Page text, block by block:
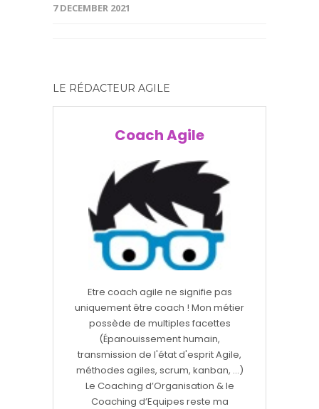
7 DECEMBER 2021
LE RÉDACTEUR AGILE
Coach Agile
Etre coach agile ne signifie pas
uniquement être coach ! Mon métier
possède de multiples facettes
(Épanouissement humain,
transmission de l'état d'esprit Agile,
méthodes agiles, scrum, kanban, ...)
Le Coaching d’Organisation & le
Coaching d’Equipes reste ma